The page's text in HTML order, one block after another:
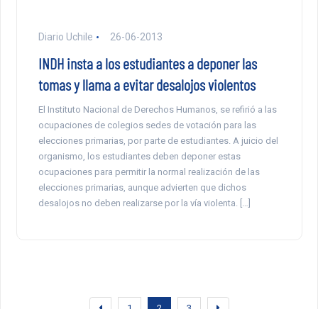
Diario Uchile 26-06-2013
INDH insta a los estudiantes a deponer las
tomas y llama a evitar desalojos violentos
El Instituto Nacional de Derechos Humanos, se refirió a las
ocupaciones de colegios sedes de votación para las
elecciones primarias, por parte de estudiantes. A juicio del
organismo, los estudiantes deben deponer estas
ocupaciones para permitir la normal realización de las
elecciones primarias, aunque advierten que dichos
desalojos no deben realizarse por la vía violenta. […]